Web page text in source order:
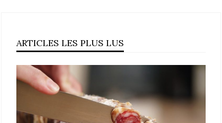
ARTICLES LES PLUS LUS